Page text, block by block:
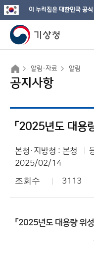
이 누리집은 대한민국 공
알림·자료 알림
공지사항
본청·지방청 : 본청
2025/02/14
조회수 3113
「2025년도 대용량 위